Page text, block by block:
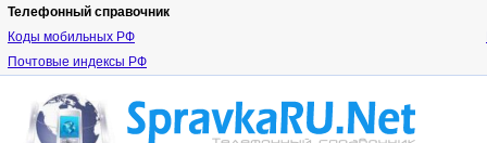
Телефонный справочник
Коды мобильных РФ
Почтовые индексы РФ